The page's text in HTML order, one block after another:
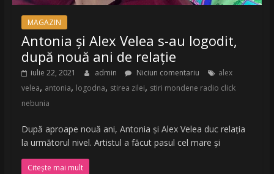
MAGAZIN
Antonia și Alex Velea s-au logodit,
după nouă ani de relație
iulie 22, 2021 admin Niciun comentariu
alex
velea, antonia, logodna, stirea zilei, stiri mondene radio click
nebunia
După aproape nouă ani, Antonia și Alex Velea duc relația
la următorul nivel. Artistul a făcut pasul cel mare și
Citește mai mult